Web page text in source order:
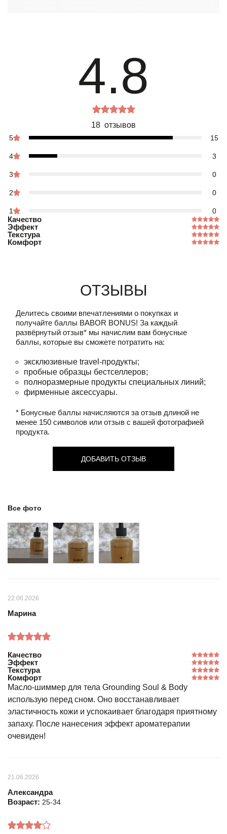
4.8
18 отзывов
5 15
4 3
3 0
2 0
1 0
Качество
Эффект
Текстура
Комфорт
Отзывы
Делитесь своими впечатлениями о покупках и
получайте баллы BABOR BONUS! За каждый
развёрнутый отзыв* мы начислим вам бонусные
баллы, которые вы сможете потратить на:
эксклюзивные travel-продукты;
пробные образцы бестселлеров;
полноразмерные продукты специальных линий;
фирменные аксессуары.
* Бонусные баллы начисляются за отзыв длиной не
менее 150 символов или отзыв с вашей фотографией
продукта.
ДОБАВИТЬ ОТЗЫВ
Все фото
22.06.2026
Марина
Качество
Эффект
Текстура
Комфорт
Масло-шиммер для тела Grounding Soul & Body
использую перед сном. Оно восстанавливает
эластичность кожи и успокаивает благодаря приятному
запаху. После нанесения эффект ароматерапии
очевиден!
21.06.2026
Александра
Возраст: 25-34